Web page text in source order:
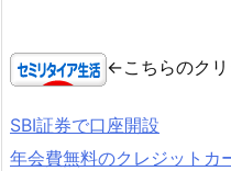
←こちらのクリ
SBI証券で口座開設
年会費無料のクレジットカ